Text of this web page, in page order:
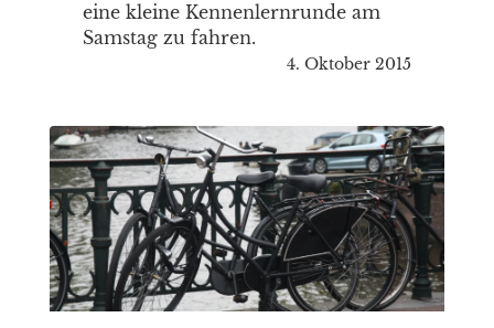
eine kleine Kennenlernrunde am
Samstag zu fahren.
4. Oktober 2015